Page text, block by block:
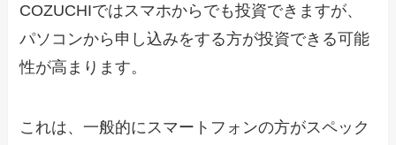
COZUCHIではスマホからでも投資できますが、
パソコンから申し込みをする方が投資できる可能
性が高まります。
これは、一般的にスマートフォンの方がスペック